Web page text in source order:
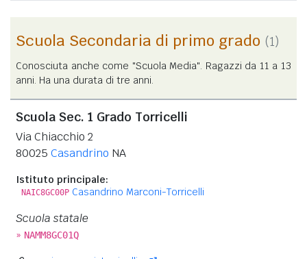
Scuola Secondaria di primo grado (1)
Conosciuta anche come "Scuola Media". Ragazzi da 11 a 13
anni. Ha una durata di tre anni.
Scuola Sec. 1 Grado Torricelli
Via Chiacchio 2
80025 Casandrino NA
Istituto principale:
NAIC8GC00P Casandrino Marconi-Torricelli
Scuola statale
» NAMM8GC01Q